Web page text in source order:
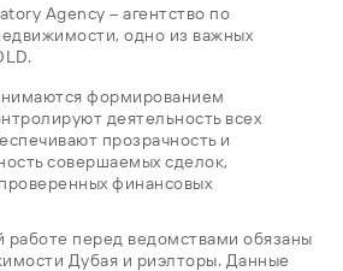
Agency – агентство по
одно из важных
формированием
деятельность всех
прозрачность и
совершаемых сделок,
финансовых
работе перед ведомствами обязаны
Дубая и риэлторы. Данные